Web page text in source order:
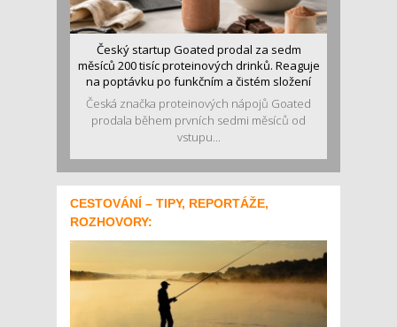
Český startup Goated prodal za sedm
měsíců 200 tisíc proteinových drinků. Reaguje
na poptávku po funkčním a čistém složení
Česká značka proteinových nápojů Goated
prodala během prvních sedmi měsíců od
vstupu...
CESTOVÁNÍ – TIPY, REPORTÁŽE,
ROZHOVORY: